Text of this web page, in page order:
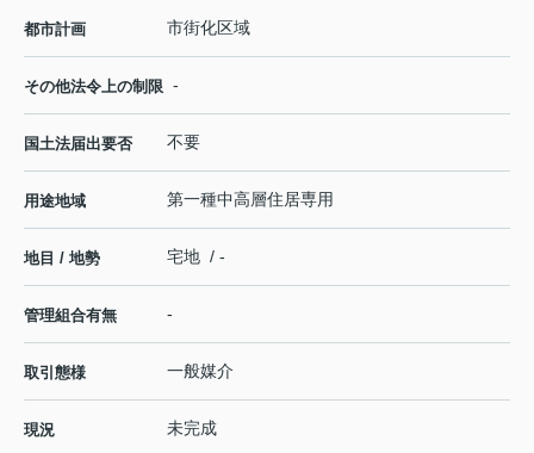
都市計画 市街化区域
その他法令上の制限 -
国土法届出要否 不要
用途地域 第一種中高層住居専用
地目 / 地勢 宅地 / -
管理組合有無 -
取引態様 一般媒介
現況 未完成